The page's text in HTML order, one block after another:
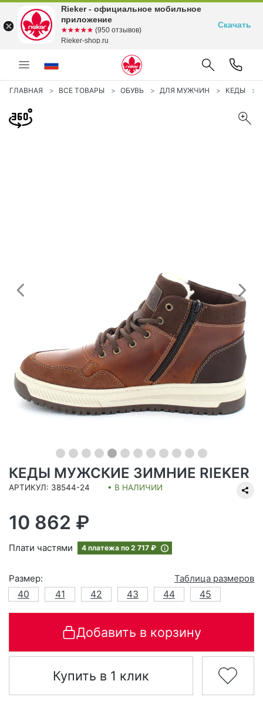
ГЛАВНАЯ ВСЕ ТОВАРЫ ОБУВЬ ДЛЯ МУЖЧИН КЕДЫ
Предыдущий
КЕДЫ МУЖСКИЕ ЗИМНИЕ RIEKER
АРТИКУЛ: 38544-24 • В НАЛИЧИИ
10 862 ₽
Плати частями 4 платежа по 2 717 ₽
Размер:
Таблица размеров
40
41 42 43 44 45
Добавить в корзину
Купить в 1 клик
Rieker - официальное мобильное
приложение
☆☆☆☆☆
★★★★★ (950 отзывов)
Rieker-shop.ru
Скачать